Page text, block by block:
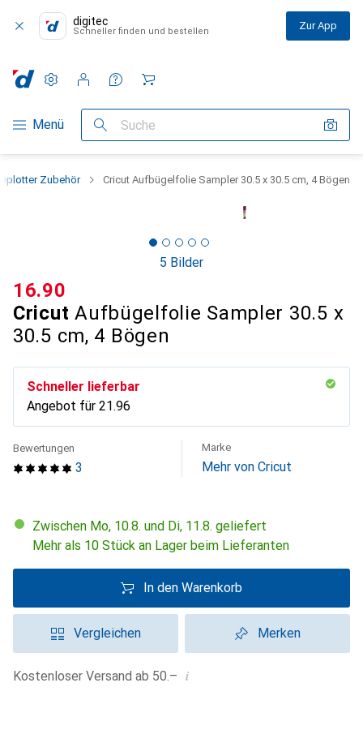
digitec
Schneller finden und bestellen Zur App
Navigation nach Kategorien
Menü Suche
Einstellungen
Kundenkonto
Vergleichslisten
Merklisten
Warenkorb
Zubehör Cricut Aufbügelfolie Sampler 30.5 x 30.5 cm, 4 Bögen
5 Bilder
Cricut Aufbügelfolie Sampler 30.5 x
30.5 cm, 4 Bögen
CHF
16.90
Schneller lieferbar
Angebot für CHF
21.96
3
Bewertungen Marke
Mehr von Cricut
Zwischen Mo, 10.8. und Di, 11.8. geliefert
Mehr als 10 Stück an Lager beim Lieferanten
In den Warenkorb
Vergleichen Merken
Kostenloser Versand ab 50.– i